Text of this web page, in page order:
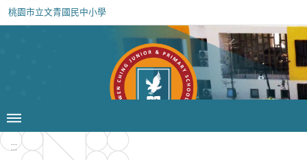
桃園市立文青國民中小學
:::